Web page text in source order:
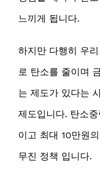
느끼게 됩니다.
하지만 다행히 우
로 탄소를 줄이며
는 제도가 있다는
제도입니다. 탄소
이고 최대 10만원
무진 정책 입니다.